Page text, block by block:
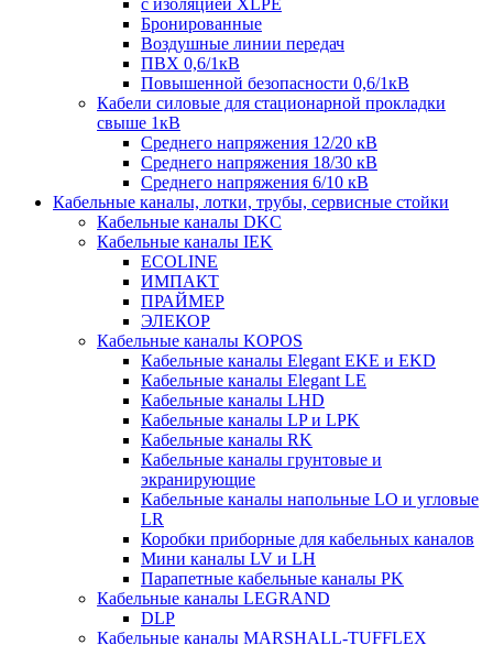
Бронированные
Воздушные линии передач
ПВХ 0,6/1кВ
Повышенной безопасности 0,6/1кВ
Кабели силовые для стационарной прокладки
свыше 1кВ
Среднего напряжения 12/20 кВ
Среднего напряжения 18/30 кВ
Среднего напряжения 6/10 кВ
Кабельные каналы, лотки, трубы, сервисные стойки
Кабельные каналы DKC
Кабельные каналы IEK
ECOLINE
ИМПАКТ
ПРАЙМЕР
ЭЛЕКОР
Кабельные каналы KOPOS
Кабельные каналы Elegant EKE и EKD
Кабельные каналы Elegant LE
Кабельные каналы LHD
Кабельные каналы LP и LPK
Кабельные каналы RK
Кабельные каналы грунтовые и
экранирующие
Кабельные каналы напольные LO и угловые
LR
Коробки приборные для кабельных каналов
Мини каналы LV и LH
Парапетные кабельные каналы PK
Кабельные каналы LEGRAND
DLP
Кабельные каналы MARSHALL-TUFFLEX